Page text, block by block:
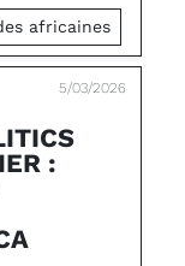
africaines
5/03/2026
: